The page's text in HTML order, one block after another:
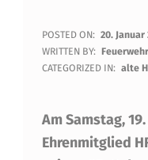
E
H
E
POSTED ON: 20. Januar
WRITTEN BY:
CATEGORIZED IN: alte
Am Samstag,
Ehrenmitglied